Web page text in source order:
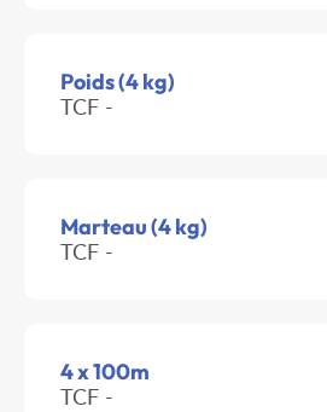
Poids (4 kg)
TCF -
Marteau (4 kg)
TCF -
4 x 100m
TCF -